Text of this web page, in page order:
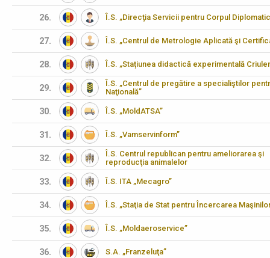
26. Î.S. „Direcţia Servicii pentru Corpul
27. Î.S. „Centrul de Metrologie Aplicată şi
28. Î.S. „Stațiunea didactică experimentală
29.
Î.S. „Centrul de pregătire a specialiştilor
Naţională”
30. Î.S. „MoldATSA”
31. Î.S. „Vamservinform”
32.
Î.S. Centrul republican pentru ameliorarea şi
reproducţia animalelor
33. Î.S. ITA „Mecagro”
34. Î.S. „Staţia de Stat pentru Încercarea
35. Î.S. „Moldaeroservice”
36. S.A. „Franzeluţa”